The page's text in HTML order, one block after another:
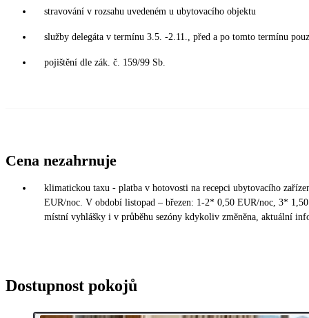
stravování v rozsahu uvedeném u ubytovacího objektu
služby delegáta v termínu 3.5. -2.11., před a po tomto termínu
pojištění dle zák. č. 159/99 Sb.
Cena nezahrnuje
klimatickou taxu - platba v hotovosti na recepci ubytovacího
EUR/noc. V období listopad – březen: 1-2* 0,50 EUR/noc, 3*
místní vyhlášky i v průběhu sezóny kdykoliv změněna, aktuální
Dostupnost pokojů